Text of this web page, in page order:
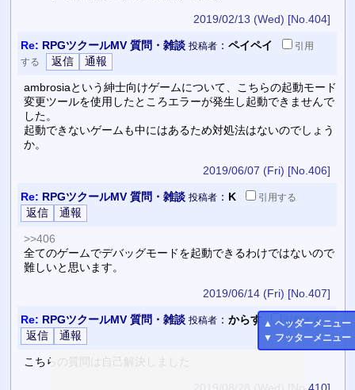
▲ ヘッダーメニュー
▼ フッターメニュー
2019/02/13 (Wed) [No.404]
Re: RPGツクールMV 質問・雑談 投稿者： ペイペイ
引用
する
ambrosiaという紳士向けゲームについて、こちらの起動モード
変更ツールを使用したところエラーが発生し起動できませんで
した。
起動できないゲームも中にはあるため対処法はないのでしょう
か。
2019/06/07 (Fri) [No.406]
Re: RPGツクールMV 質問・雑談 投稿者： K 引用する
>>406
全てのゲームでデバッグモードを起動できるわけではないので
難しいと思います。
2019/06/14 (Fri) [No.407]
Re: RPGツクールMV 質問・雑談 投稿者： からす 引用する
こちらの質問は自己解決しました